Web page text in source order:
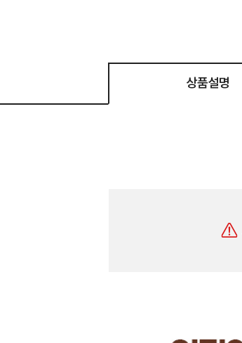
상품설명